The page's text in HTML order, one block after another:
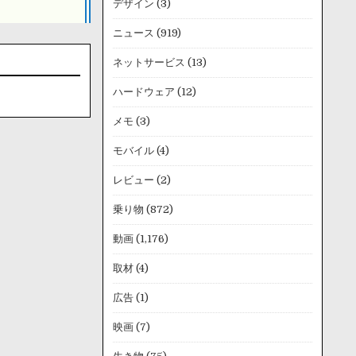
デザイン (3)
ニュース (919)
ネットサービス (13)
ハードウェア (12)
メモ (3)
モバイル(4)
レビュー (2)
乗り物 (872)
動画(1,176)
取材(4)
広告(1)
映画(7)